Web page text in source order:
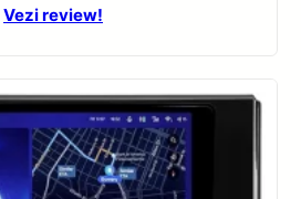
Vezi review!